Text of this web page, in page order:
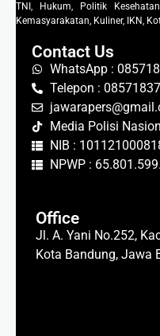
TNI, Hukum, Politik
Kemasyarakatan, Kuliner, IKN,
Contact Us
WhatsApp :
Telepon :
Media Polisi
NIB :
NPWP :
Office
Jl. A. Yani No.252,
Kota Bandung, Jawa